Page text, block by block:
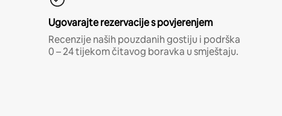
Ugovarajte rezervacije s povjerenjem
Recenzije naših pouzdanih gostiju i podrška
0 – 24 tijekom čitavog boravka u smještaju.